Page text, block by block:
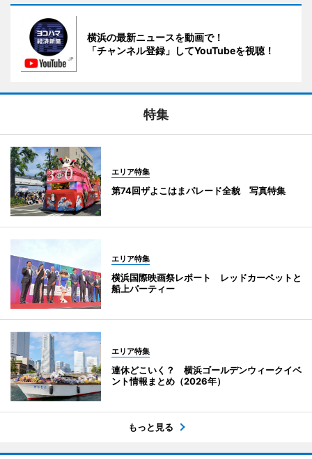
横浜の最新ニュースを動画で！
「チャンネル登録」してYouTubeを視聴！
特集
エリア特集
第74回ザよこはまパレード全貌 写真特集
エリア特集
横浜国際映画祭レポート レッドカーペットと
船上パーティー
エリア特集
連休どこいく？ 横浜ゴールデンウィークイベ
ント情報まとめ（2026年）
もっと見る